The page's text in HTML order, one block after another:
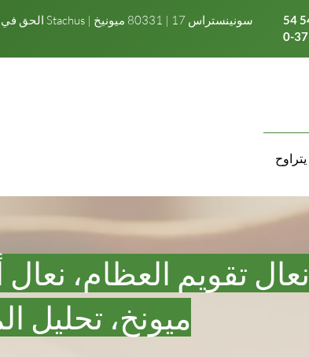
الحق في Stachus | سونينستراس 17 | 80331 ميونيخ
089 - 54 54
37-0
يتراوح
نعال تقويم العظام، نعال
ميونخ، تحليل